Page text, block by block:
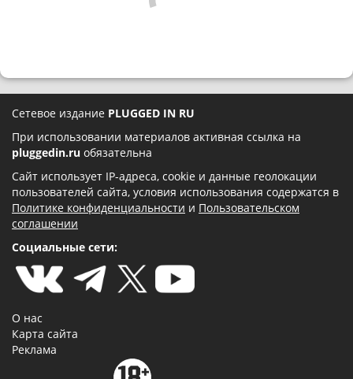
Сетевое издание PLUGGED IN RU
При использовании материалов активная ссылка на
pluggedin.ru обязательна
Сайт использует IP-адреса, cookie и данные геолокации
пользователей сайта, условия использования содержатся в
Политике конфиденциальности и Пользовательском
соглашении
Социальные сети:
О нас
Карта сайта
Реклама